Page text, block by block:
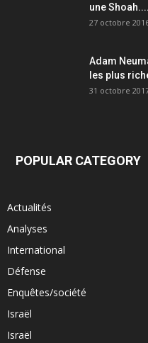
une Shoah....
27 octobre
Adam
les plus
31 octobre
POPULAR CATEGORY
Actualités
Analyses
International
Défense
Enquêtes/société
Israël
Israël